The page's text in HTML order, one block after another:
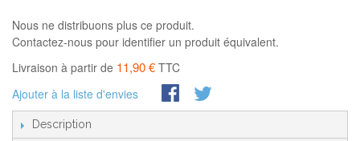
Nous ne distribuons plus ce produit.
Contactez-nous pour identifier un produit équivalent.
Livraison à partir de 11,90 € TTC
Ajouter à la liste d'envies
Description